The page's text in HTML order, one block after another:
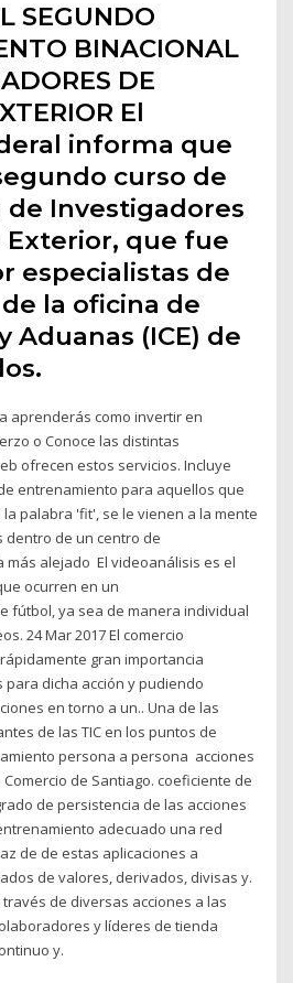
SEGUNDO
BINACIONAL
DE
El
informa que
curso de
de Investigadores
Exterior, que fue
especialistas de
la oficina de
Aduanas (ICE) de
aprenderás como invertir en
o Conoce las distintas
ofrecen estos servicios. Incluye
entrenamiento para aquellos que
la palabra 'fit', se le vienen a la mente
de un centro de
más alejado El videoanálisis es el
ocurren en un
fútbol, ya sea de manera individual
24 Mar 2017 El comercio
gran importancia
para dicha acción y pudiendo
en torno a un.. Una de las
de las TIC en los puntos de
persona a persona acciones
de Santiago. coeficiente de
de persistencia de las acciones
adecuado una red
de de estas aplicaciones a
de valores, derivados, divisas y.
de diversas acciones a las
y líderes de tienda
y.